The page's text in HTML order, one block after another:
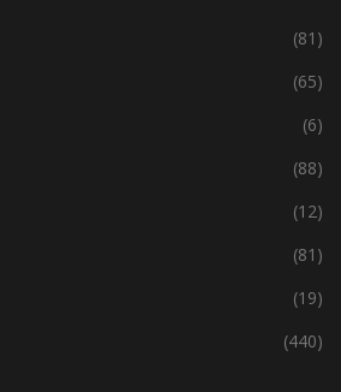
(81)
(65)
(6)
(88)
(12)
(81)
(19)
(440)